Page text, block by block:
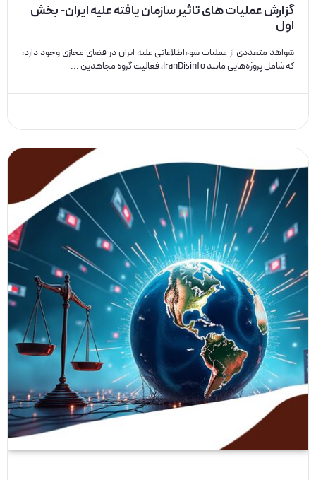
گزارش عملیات های تاثیر سازمان یافته علیه ایران- بخش
اول
شواهد متعددی از عملیات سوءاطلاعاتی علیه ایران در فضای مجازی وجود دارد،
که شامل پروژه‌هایی مانند IranDisinfo، فعالیت گروه مجاهدین ...